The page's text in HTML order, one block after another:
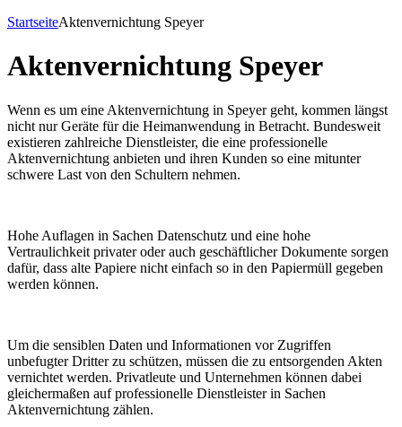
StartseiteAktenvernichtung Speyer
Aktenvernichtung Speyer
Wenn es um eine Aktenvernichtung in Speyer geht, kommen längst
nicht nur Geräte für die Heimanwendung in Betracht. Bundesweit
existieren zahlreiche Dienstleister, die eine professionelle
Aktenvernichtung anbieten und ihren Kunden so eine mitunter
schwere Last von den Schultern nehmen.
Hohe Auflagen in Sachen Datenschutz und eine hohe
Vertraulichkeit privater oder auch geschäftlicher Dokumente sorgen
dafür, dass alte Papiere nicht einfach so in den Papiermüll gegeben
werden können.
Um die sensiblen Daten und Informationen vor Zugriffen
unbefugter Dritter zu schützen, müssen die zu entsorgenden Akten
vernichtet werden. Privatleute und Unternehmen können dabei
gleichermaßen auf professionelle Dienstleister in Sachen
Aktenvernichtung zählen.